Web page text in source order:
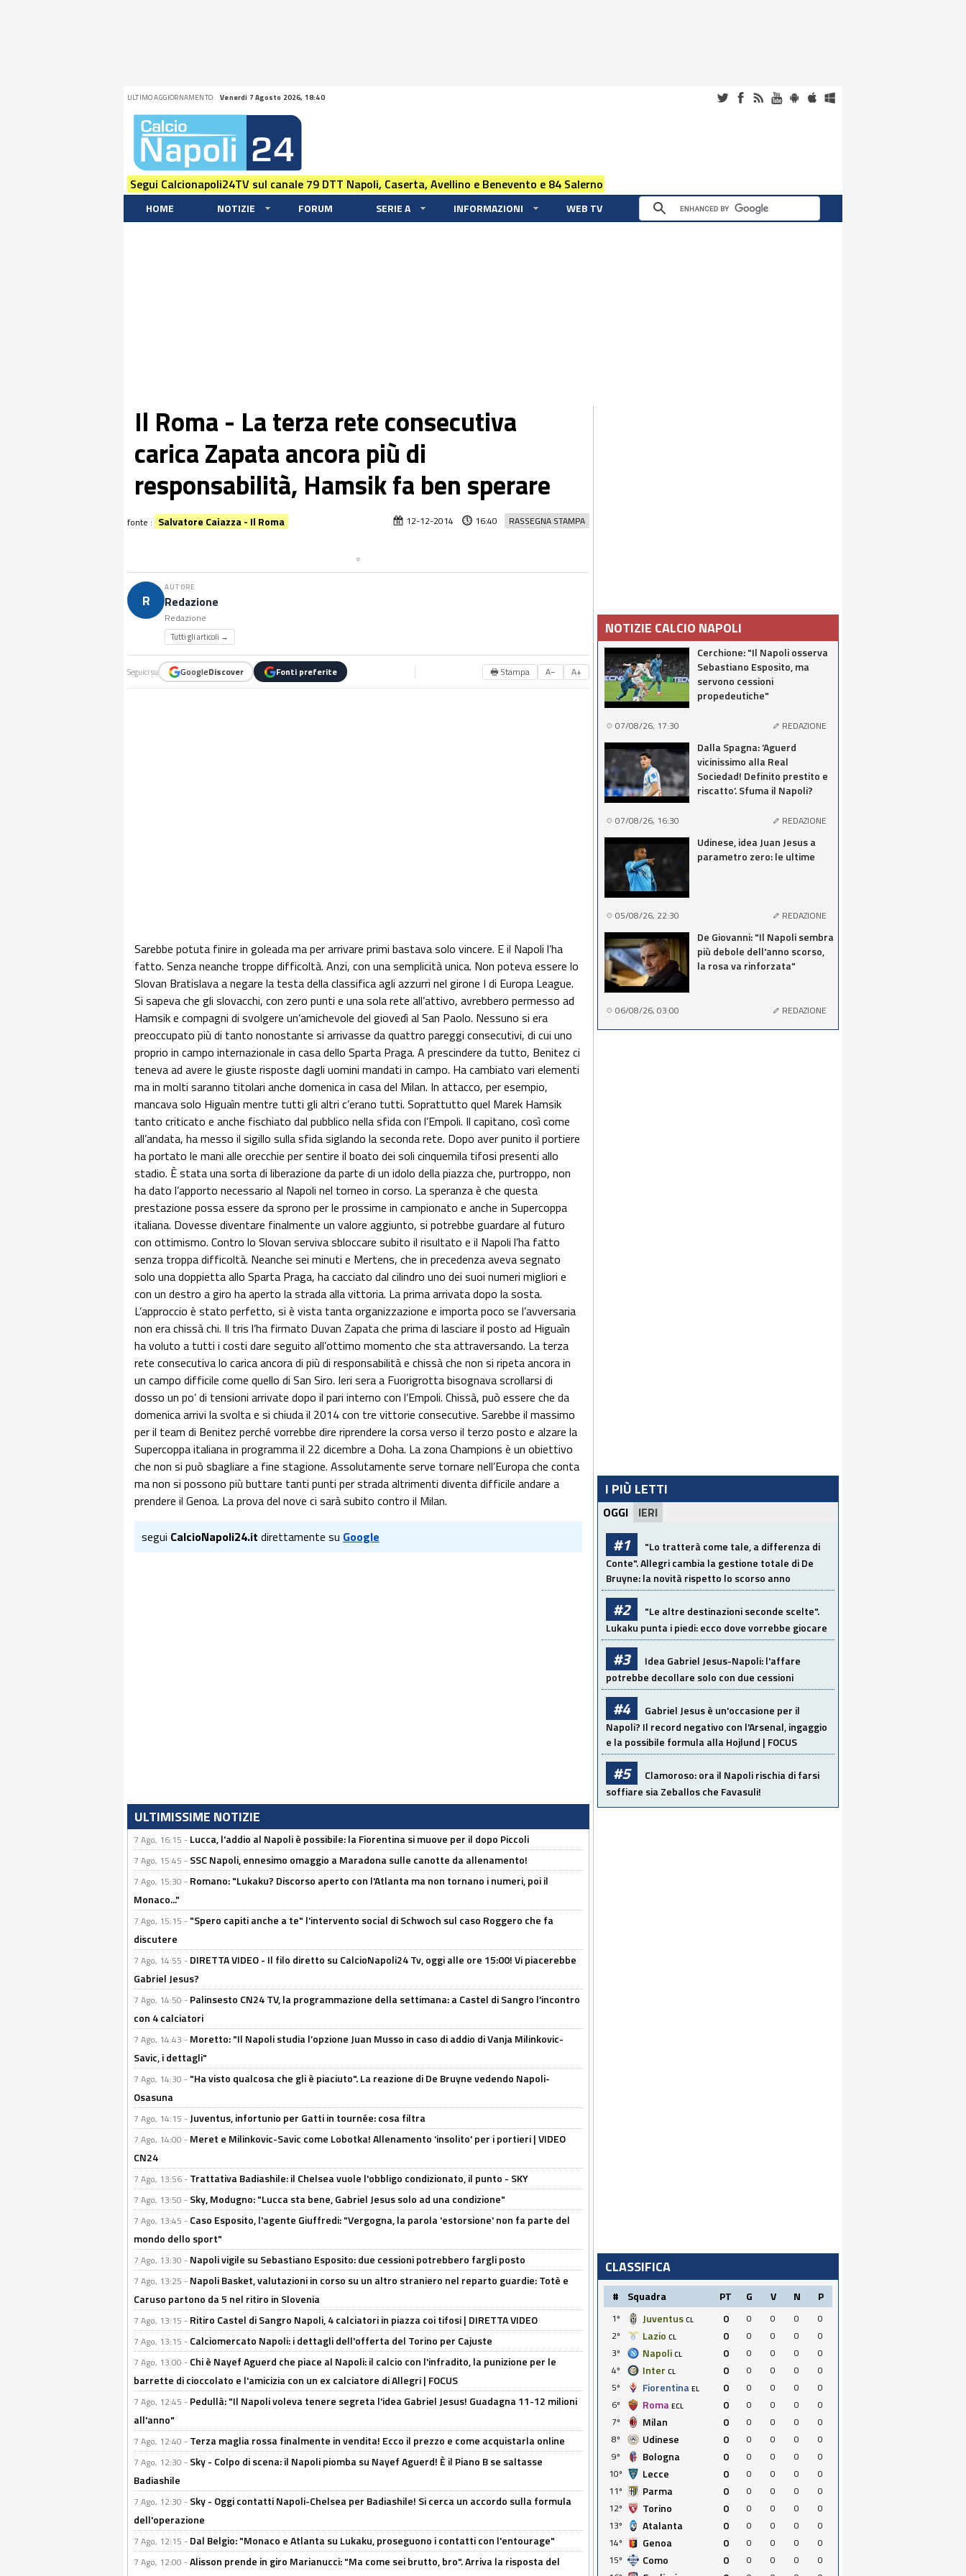
ULTIMO AGGIORNAMENTO: Venerdi 7 Agosto 2026, 18:40
Segui Calcionapoli24TV sul canale 79 DTT Napoli, Caserta, Avellino e Benevento e 84 Salerno
HOME NOTIZIE FORUM SERIE A INFORMAZIONI WEB TV
Il Roma - La terza rete consecutiva
carica Zapata ancora più di
responsabilità, Hamsik fa ben sperare
RASSEGNA STAMPA
12-12-2014 16:40
fonte : Salvatore Caiazza - Il Roma
R
AUTORE
Redazione
Redazione
Tutti gli articoli →
Seguici su GoogleDiscover Fonti preferite 🖶 Stampa A− A+
Sarebbe potuta finire in goleada ma per arrivare primi bastava solo vincere. E il Napoli l’ha
fatto. Senza neanche troppe difficoltà. Anzi, con una semplicità unica. Non poteva essere lo
Slovan Bratislava a negare la testa della classifica agli azzurri nel girone I di Europa League.
Si sapeva che gli slovacchi, con zero punti e una sola rete all’attivo, avrebbero permesso ad
Hamsik e compagni di svolgere un’amichevole del giovedì al San Paolo. Nessuno si era
preoccupato più di tanto nonostante si arrivasse da quattro pareggi consecutivi, di cui uno
proprio in campo internazionale in casa dello Sparta Praga. A prescindere da tutto, Benitez ci
teneva ad avere le giuste risposte dagli uomini mandati in campo. Ha cambiato vari elementi
ma in molti saranno titolari anche domenica in casa del Milan. In attacco, per esempio,
mancava solo Higuaìn mentre tutti gli altri c’erano tutti. Soprattutto quel Marek Hamsik
tanto criticato e anche fischiato dal pubblico nella sfida con l’Empoli. Il capitano, così come
all’andata, ha messo il sigillo sulla sfida siglando la seconda rete. Dopo aver punito il portiere
ha portato le mani alle orecchie per sentire il boato dei soli cinquemila tifosi presenti allo
stadio. È stata una sorta di liberazione da parte di un idolo della piazza che, purtroppo, non
ha dato l’apporto necessario al Napoli nel torneo in corso. La speranza è che questa
prestazione possa essere da sprono per le prossime in campionato e anche in Supercoppa
italiana. Dovesse diventare finalmente un valore aggiunto, si potrebbe guardare al futuro
con ottimismo. Contro lo Slovan serviva sbloccare subito il risultato e il Napoli l’ha fatto
senza troppa difficoltà. Neanche sei minuti e Mertens, che in precedenza aveva segnato
solo una doppietta allo Sparta Praga, ha cacciato dal cilindro uno dei suoi numeri migliori e
con un destro a giro ha aperto la strada alla vittoria. La prima arrivata dopo la sosta.
L’approccio è stato perfetto, si è vista tanta organizzazione e importa poco se l’avversaria
non era chissà chi. Il tris l’ha firmato Duvan Zapata che prima di lasciare il posto ad Higuaìn
ha voluto a tutti i costi dare seguito all’ottimo momento che sta attraversando. La terza
rete consecutiva lo carica ancora di più di responsabilità e chissà che non si ripeta ancora in
un campo difficile come quello di San Siro. Ieri sera a Fuorigrotta bisognava scrollarsi di
dosso un po’ di tensioni arrivate dopo il pari interno con l’Empoli. Chissà, può essere che da
domenica arrivi la svolta e si chiuda il 2014 con tre vittorie consecutive. Sarebbe il massimo
per il team di Benitez perché vorrebbe dire riprendere la corsa verso il terzo posto e alzare la
Supercoppa italiana in programma il 22 dicembre a Doha. La zona Champions è un obiettivo
che non si può sbagliare a fine stagione. Assolutamente serve tornare nell’Europa che conta
ma non si possono più buttare tanti punti per strada altrimenti diventa difficile andare a
prendere il Genoa. La prova del nove ci sarà subito contro il Milan.
segui CalcioNapoli24.it direttamente su Google
ULTIMISSIME NOTIZIE
7 Ago, 16:15 - Lucca, l'addio al Napoli è possibile: la Fiorentina si muove per il dopo Piccoli
7 Ago, 15:45 - SSC Napoli, ennesimo omaggio a Maradona sulle canotte da allenamento!
7 Ago, 15:30 - Romano: "Lukaku? Discorso aperto con l'Atlanta ma non tornano i numeri, poi il
Monaco..."
7 Ago, 15:15 - "Spero capiti anche a te" l'intervento social di Schwoch sul caso Roggero che fa
discutere
7 Ago, 14:55 - DIRETTA VIDEO - Il filo diretto su CalcioNapoli24 Tv, oggi alle ore 15:00! Vi piacerebbe
Gabriel Jesus?
7 Ago, 14:50 - Palinsesto CN24 TV, la programmazione della settimana: a Castel di Sangro l'incontro
con 4 calciatori
7 Ago, 14:43 - Moretto: "Il Napoli studia l’opzione Juan Musso in caso di addio di Vanja Milinkovic-
Savic, i dettagli"
7 Ago, 14:30 - "Ha visto qualcosa che gli è piaciuto". La reazione di De Bruyne vedendo Napoli-
Osasuna
7 Ago, 14:15 - Juventus, infortunio per Gatti in tournée: cosa filtra
7 Ago, 14:00 - Meret e Milinkovic-Savic come Lobotka! Allenamento 'insolito' per i portieri | VIDEO
CN24
7 Ago, 13:56 - Trattativa Badiashile: il Chelsea vuole l'obbligo condizionato, il punto - SKY
7 Ago, 13:50 - Sky, Modugno: "Lucca sta bene, Gabriel Jesus solo ad una condizione"
7 Ago, 13:45 - Caso Esposito, l'agente Giuffredi: "Vergogna, la parola 'estorsione' non fa parte del
mondo dello sport"
7 Ago, 13:30 - Napoli vigile su Sebastiano Esposito: due cessioni potrebbero fargli posto
7 Ago, 13:25 - Napoli Basket, valutazioni in corso su un altro straniero nel reparto guardie: Totè e
Caruso partono da 5 nel ritiro in Slovenia
7 Ago, 13:15 - Ritiro Castel di Sangro Napoli, 4 calciatori in piazza coi tifosi | DIRETTA VIDEO
7 Ago, 13:15 - Calciomercato Napoli: i dettagli dell'offerta del Torino per Cajuste
7 Ago, 13:00 - Chi è Nayef Aguerd che piace al Napoli: il calcio con l'infradito, la punizione per le
barrette di cioccolato e l'amicizia con un ex calciatore di Allegri | FOCUS
7 Ago, 12:45 - Pedullà: "Il Napoli voleva tenere segreta l'idea Gabriel Jesus! Guadagna 11-12 milioni
all'anno"
7 Ago, 12:40 - Terza maglia rossa finalmente in vendita! Ecco il prezzo e come acquistarla online
7 Ago, 12:30 - Sky - Colpo di scena: il Napoli piomba su Nayef Aguerd! È il Piano B se saltasse
Badiashile
7 Ago, 12:30 - Sky - Oggi contatti Napoli-Chelsea per Badiashile! Si cerca un accordo sulla formula
dell'operazione
7 Ago, 12:15 - Dal Belgio: "Monaco e Atlanta su Lukaku, proseguono i contatti con l'entourage"
7 Ago, 12:00 -Alisson prende in giro Marianucci: "Ma come sei brutto, bro". Arriva la risposta del
NOTIZIE CALCIO NAPOLI
Cerchione: "Il Napoli osserva
Sebastiano Esposito, ma
servono cessioni
propedeutiche"
07/08/26, 17:30 REDAZIONE
Dalla Spagna: ‘Aguerd
vicinissimo alla Real
Sociedad! Definito prestito e
riscatto’. Sfuma il Napoli?
07/08/26, 16:30 REDAZIONE
Udinese, idea Juan Jesus a
parametro zero: le ultime
05/08/26, 22:30 REDAZIONE
De Giovanni: "Il Napoli sembra
più debole dell'anno scorso,
la rosa va rinforzata"
06/08/26, 03:00 REDAZIONE
I PIÙ LETTI
OGGI IERI
#1
"Lo tratterà come tale, a differenza di
Conte". Allegri cambia la gestione totale di De
Bruyne: la novità rispetto lo scorso anno
#2
"Le altre destinazioni seconde scelte".
Lukaku punta i piedi: ecco dove vorrebbe giocare
#3
Idea Gabriel Jesus-Napoli: l'affare
potrebbe decollare solo con due cessioni
#4
Gabriel Jesus è un'occasione per il
Napoli? Il record negativo con l'Arsenal, ingaggio
e la possibile formula alla Hojlund | FOCUS
#5
Clamoroso: ora il Napoli rischia di farsi
soffiare sia Zeballos che Favasuli!
CLASSIFICA
# Squadra PT G V N P
1º Juventus CL 0 0 0 0
0
2º
Lazio CL 0 0 0 0
0
3º
Napoli CL 0 0 0 0
0
4º
Inter CL 0 0 0 0
0
5º
Fiorentina EL 0 0 0 0
0
6º
Roma ECL 0 0 0 0
0
7º
Milan 0 0 0 0
0
8º
Udinese 0 0 0 0
0
9º
Bologna 0 0 0 0
0
10º
Lecce 0 0 0 0
0
11º
Parma 0 0 0 0
0
12º
Torino 0 0 0 0
0
13º
Atalanta 0 0 0 0
0
14º
Genoa 0 0 0 0
0
15º
Como 0 0 0 0
0